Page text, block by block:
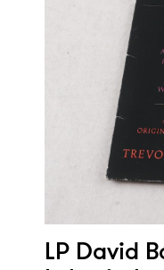
LP David